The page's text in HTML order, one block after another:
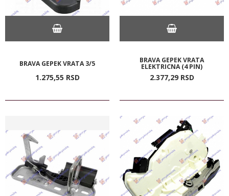
BRAVA GEPEK VRATA 3/5
1.275,55 RSD
BRAVA GEPEK VRATA
ELEKTRICNA (4 PIN)
2.377,29 RSD